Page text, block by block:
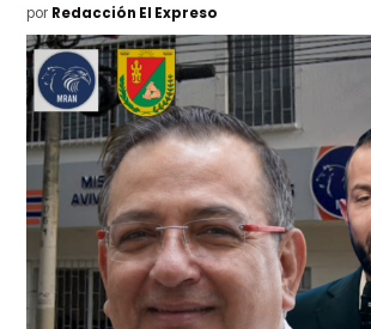
por Redacción El Expreso